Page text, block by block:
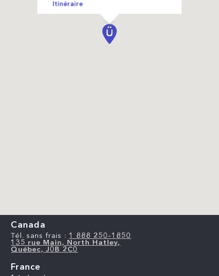
Itinéraire
Canada
Tél. sans frais : 1 888 250-1850
135 rue Main, North Hatley,
Québec, J0B 2C0
France